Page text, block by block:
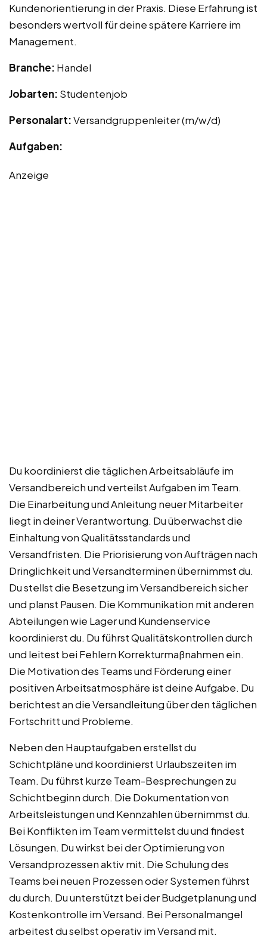
Kundenorientierung in der Praxis. Diese Erfahrung ist
besonders wertvoll für deine spätere Karriere im
Management.
Branche: Handel
Jobarten: Studentenjob
Personalart:Versandgruppenleiter (m/w/d)
Aufgaben:
Anzeige
Du koordinierst die täglichen Arbeitsabläufe im
Versandbereich und verteilst Aufgaben im Team.
Die Einarbeitung und Anleitung neuer Mitarbeiter
liegt in deiner Verantwortung. Du überwachst die
Einhaltung von Qualitätsstandards und
Versandfristen. Die Priorisierung von Aufträgen nach
Dringlichkeit und Versandterminen übernimmst du.
Du stellst die Besetzung im Versandbereich sicher
und planst Pausen. Die Kommunikation mit anderen
Abteilungen wie Lager und Kundenservice
koordinierst du. Du führst Qualitätskontrollen durch
und leitest bei Fehlern Korrekturmaßnahmen ein.
Die Motivation des Teams und Förderung einer
positiven Arbeitsatmosphäre ist deine Aufgabe. Du
berichtest an die Versandleitung über den täglichen
Fortschritt und Probleme.
Neben den Hauptaufgaben erstellst du
Schichtpläne und koordinierst Urlaubszeiten im
Team. Du führst kurze Team-Besprechungen zu
Schichtbeginn durch. Die Dokumentation von
Arbeitsleistungen und Kennzahlen übernimmst du.
Bei Konflikten im Team vermittelst du und findest
Lösungen. Du wirkst bei der Optimierung von
Versandprozessen aktiv mit. Die Schulung des
Teams bei neuen Prozessen oder Systemen führst
du durch. Du unterstützt bei der Budgetplanung und
Kostenkontrolle im Versand. Bei Personalmangel
arbeitest du selbst operativ im Versand mit.